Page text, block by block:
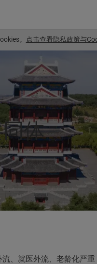
。 点击查看隐私政策与
体
、就医外流、老龄化严